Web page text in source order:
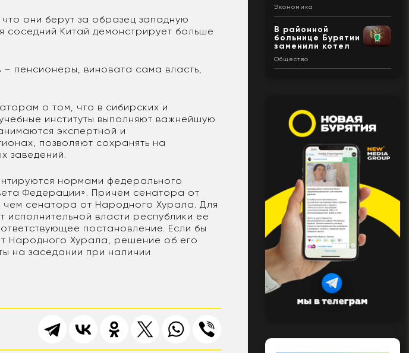
они берут за образец западную
соседний Китай демонстрирует больше
пенсионеры, виновата сама власть,
о том, что в сибирских и
институты выполняют важнейшую
экспертной и
позволяют сохранять на
заведений.
нормами федерального
Федерации». Причем сенатора от
чем сенатора от Народного Хурала. Для
власти республики ее
постановление. Если бы
Народного Хурала, решение об его
на заседании при наличии
Экономика
В районной
больнице Бурятии
заменили котел
Общество